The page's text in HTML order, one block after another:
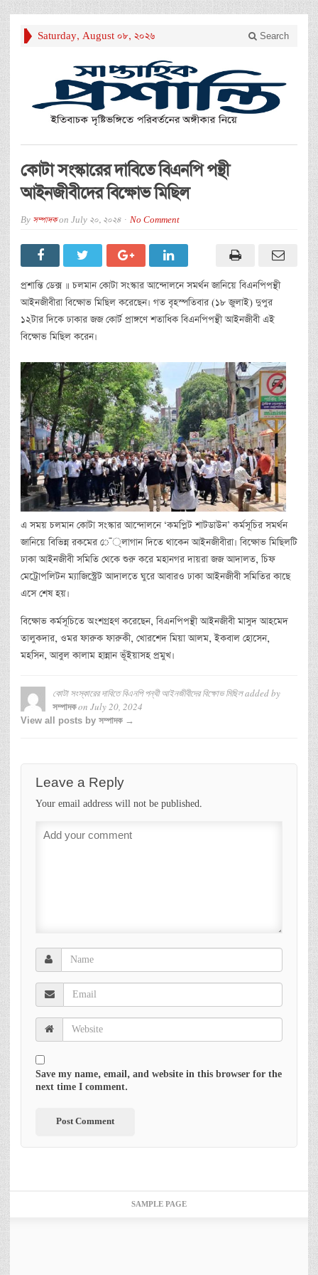
Saturday, August 08, 2026 Search
কোটা সংস্কারের দাবিতে বিএনপি পন্থী
আইনজীবীদের বিক্ষোভ মিছিল
By সম্পাদকon July 20, 2024 No Comment
প্রশান্তি ডেক্স ॥ চলমান কোটা সংস্কার আন্দোলনে সমর্থন জানিয়ে বিএনপিপন্থী
আইনজীবীরা বিক্ষোভ মিছিল করেছেন। গত বৃহস্পতিবার (১৮ জুলাই) দুপুর
১২টার দিকে ঢাকার জজ কোর্ট প্রাঙ্গণে শতাধিক বিএনপিপন্থী আইনজীবী এই
বিক্ষোভ মিছিল করেন।
এ সময় চলমান কোটা সংস্কার আন্দোলনে ‘কমপ্লিট শাটডাউন’ কর্মসূচির সমর্থন
জানিয়ে বিভিন্ন রকমের ে¯্লাগান দিতে থাকেন আইনজীবীরা। বিক্ষোভ মিছিলটি
ঢাকা আইনজীবী সমিতি থেকে শুরু করে মহানগর দায়রা জজ আদালত, চিফ
মেট্রোপলিটন ম্যাজিস্ট্রেট আদালতে ঘুরে আবারও ঢাকা আইনজীবী সমিতির কাছে
এসে শেষ হয়।
বিক্ষোভ কর্মসূচিতে অংশগ্রহণ করেছেন, বিএনপিপন্থী আইনজীবী মাসুদ আহমেদ
তালুকদার, ওমর ফারুক ফারুকী, খোরশেদ মিয়া আলম, ইকবাল হোসেন,
মহসিন, আবুল কালাম হান্নান ভূঁইয়াসহ প্রমুখ।
কোটা সংস্কারের দাবিতে বিএনপি পন্থী আইনজীবীদের বিক্ষোভ মিছিলadded by
সম্পাদকon July 20, 2024
View all posts by সম্পাদক →
Leave a Reply
Your email address will not be published.
Save my name, email, and website in this browser for the
next time I comment.
SAMPLE PAGE